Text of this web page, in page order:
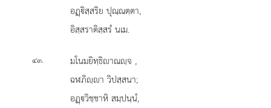
อฏฺิสฺสริย ปุณฺณตฺตา,
อิสฺสราติสฺสรํ นเม.
๔๓. มโนมยิทฺธิาณฺจ ,
ฉฬภิฺา วิปสฺสนา;
อฏฺวิชฺชาหิ สมฺปนฺนํ,